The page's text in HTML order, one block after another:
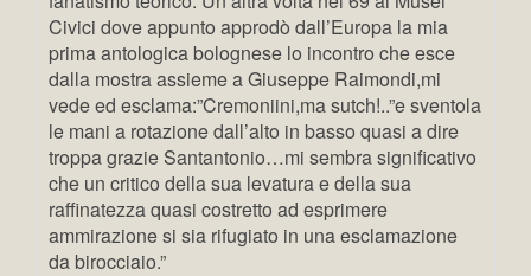
Civici dove appunto approdò dall’Europa la mia
prima antologica bolognese lo incontro che esce
dalla mostra assieme a Giuseppe Raimondi,mi
vede ed esclama:”Cremoniini,ma sutch!..”e sventola
le mani a rotazione dall’alto in basso quasi a dire
troppa grazie Santantonio…mi sembra significativo
che un critico della sua levatura e della sua
raffinatezza quasi costretto ad esprimere
ammirazione si sia rifugiato in una esclamazione
da birocciaio.”